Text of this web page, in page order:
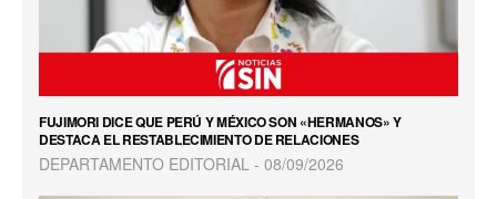
FUJIMORI DICE QUE PERÚ Y MÉXICO SON «HERMANOS» Y
DESTACA EL RESTABLECIMIENTO DE RELACIONES
DEPARTAMENTO EDITORIAL 08/09/2026